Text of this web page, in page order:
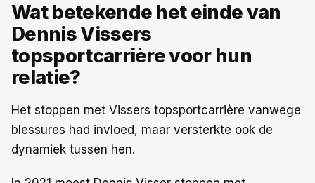
Wat betekende het einde van
Dennis Vissers
topsportcarrière voor hun
relatie?
Het stoppen met Vissers topsportcarrière vanwege
blessures had invloed, maar versterkte ook de
dynamiek tussen hen.